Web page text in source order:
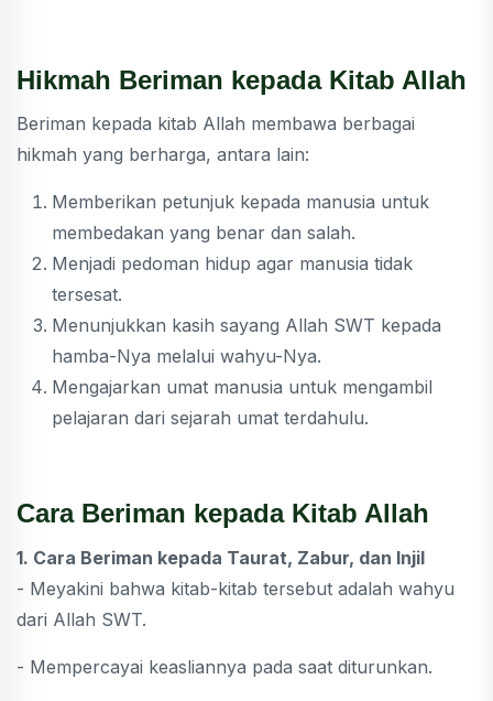
Hikmah Beriman kepada Kitab Allah
Beriman kepada kitab Allah membawa berbagai
hikmah yang berharga, antara lain:
Memberikan petunjuk kepada manusia untuk
membedakan yang benar dan salah.
Menjadi pedoman hidup agar manusia tidak
tersesat.
Menunjukkan kasih sayang Allah SWT kepada
hamba-Nya melalui wahyu-Nya.
Mengajarkan umat manusia untuk mengambil
pelajaran dari sejarah umat terdahulu.
Cara Beriman kepada Kitab Allah
1. Cara Beriman kepada Taurat, Zabur, dan Injil
- Meyakini bahwa kitab-kitab tersebut adalah wahyu
dari Allah SWT.
- Mempercayai keasliannya pada saat diturunkan.